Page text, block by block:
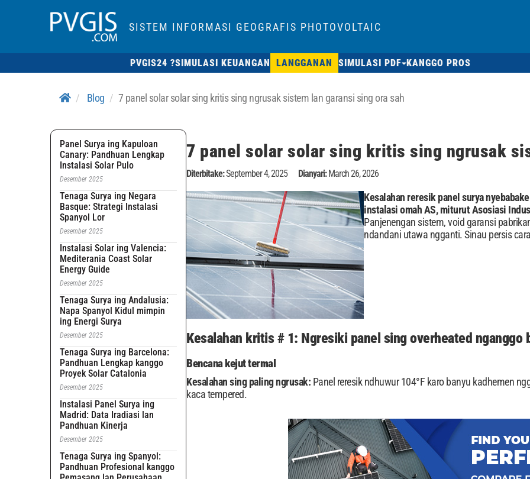
SISTEM INFORMASI GEOGRAFIS PHOTOVOLTAIC
PVGIS24 ?SIMULASI KEUANGAN LANGGANAN SIMULASI PDF KANGGO PROS
Blog 7 panel solar solar sing kritis sing ngrusak sistem lan garansi sing ora sah
Panel Surya ing Kapuloan
Canary: Pandhuan Lengkap
Instalasi Solar Pulo
Desember 2025
Tenaga Surya ing Negara
Basque: Strategi Instalasi
Spanyol Lor
Desember 2025
Instalasi Solar ing Valencia:
Mediterania Coast Solar
Energy Guide
Desember 2025
Tenaga Surya ing Andalusia:
Napa Spanyol Kidul mimpin
ing Energi Surya
Desember 2025
Tenaga Surya ing Barcelona:
Pandhuan Lengkap kanggo
Proyek Solar Catalonia
Desember 2025
Instalasi Panel Surya ing
Madrid: Data Iradiasi lan
Pandhuan Kinerja
Desember 2025
Tenaga Surya ing Spanyol:
Pandhuan Profesional kanggo
7 panel solar solar sing kritis sing ngrusak
Diterbitake:September 4, 2025 Dianyari: March 26, 2026
Kesalahan reresik panel surya
instalasi omah AS, miturut Asosiasi
Panjenengan sistem, void garansi
ndandani utawa ngganti. Sinau persis
Kesalahan kritis # 1: Ngresiki panel sing overheated nganggo
Bencana kejut termal
Kesalahan sing paling ngrusak: Panel reresik ndhuwur 104°F karo banyu kadhemen
kaca tempered.